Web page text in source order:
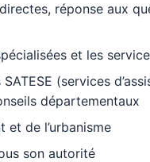
réponse aux
et les
SATESE (services
départementaux
et de l’urbanisme
son autorité